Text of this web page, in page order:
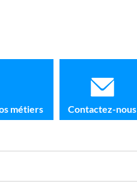
métiers Contactez-nous